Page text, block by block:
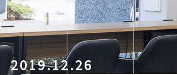
2019.12.26